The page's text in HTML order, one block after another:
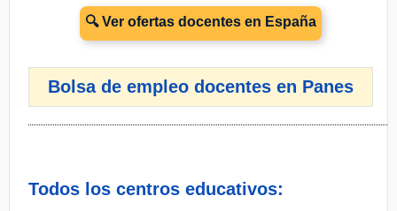
🔍 Ver ofertas docentes en España
Bolsa de empleo docentes en Panes
Todos los centros educativos: